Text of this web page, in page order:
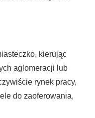
kierując
aglomeracji lub
rynek pracy,
do zaoferowania,